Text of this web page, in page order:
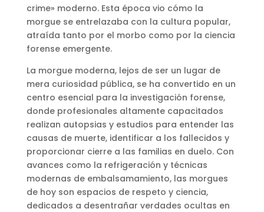
crime» moderno. Esta época vio cómo la
morgue se entrelazaba con la cultura popular,
atraída tanto por el morbo como por la ciencia
forense emergente​​.
La morgue moderna, lejos de ser un lugar de
mera curiosidad pública, se ha convertido en un
centro esencial para la investigación forense,
donde profesionales altamente capacitados
realizan autopsias y estudios para entender las
causas de muerte, identificar a los fallecidos y
proporcionar cierre a las familias en duelo. Con
avances como la refrigeración y técnicas
modernas de embalsamamiento, las morgues
de hoy son espacios de respeto y ciencia,
dedicados a desentrañar verdades ocultas en